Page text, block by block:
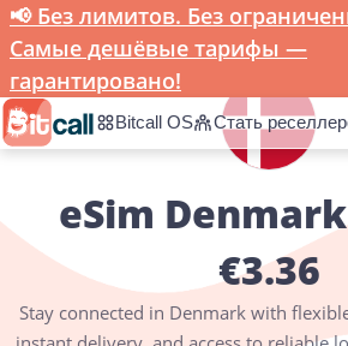
📢 Без лимитов. Без
Самые дешёвые тарифы —
гарантировано!
Bitcall OS Стать
Home eSIM
eSim
€3.36
Get instant mobile data inDenmark
Stay connected in Denmarkwith